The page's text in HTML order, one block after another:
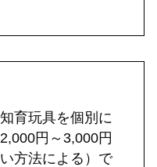
育玩具を個別に
円～3,000円
方法による）で